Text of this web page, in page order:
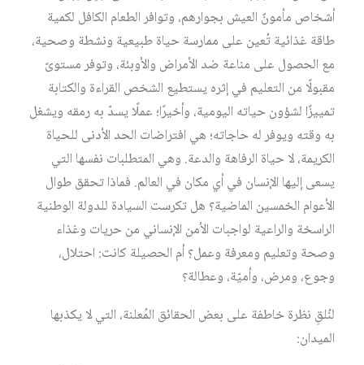
أشخاص مأمونٌ العيش بجوارهم، وتوافر الطعام الكافل لكمية
طاقة غذائية تُعين على ممارسة حياة طبيعية ونشطة وصحية،
مع الحصول على مناعة ضد الأمراض والأوبئة، وتوفر مستوىً
مقبولًا من التعليم في إثره يستطيع الشخص القراءة والكتابة
تمييزًا لشؤون حياته اليومية، وأخيرًا؛ عملًا يسدّ به رمقه ويشغل
به وقته ويوفر له حاجاته؛ هي افتراضات الحد الأدنى للحياة
الكريمة، لا حياة الرفاهة والدعة. وهي المتطلبات نفسها التي
يسعى إليها الإنسان في أي مكان في العالم. فماذا تحقق طوال
الأعوام الخمسين الماضية؟ هل تكرست السيادة للدولة الوطنية
الراسخة والراعية لواجبات الأمن الإنساني من حريات وغذاء
وصحة وتعليم ومعرفة وعمل؟ أم الحصيلة كانت: احتلال،
وجوع، ومرض، وأميّة، وعطالة؟
لنُلقِ نظرة خاطفة على بعض الحقائق المُعلنة، التي لا يكذبها
الميدان: